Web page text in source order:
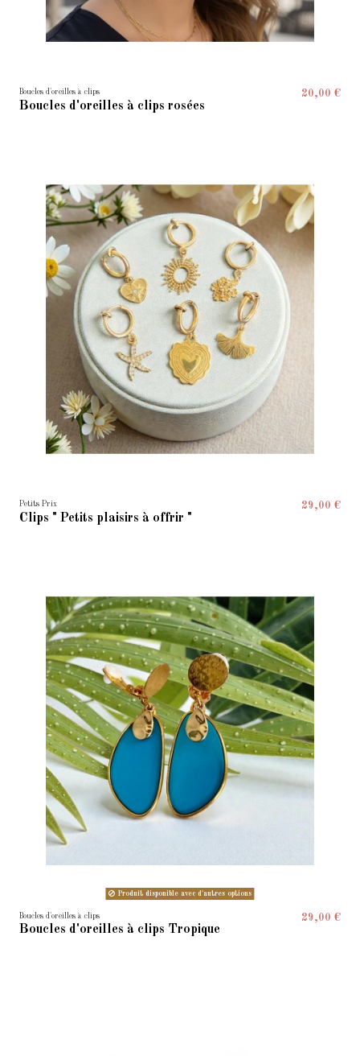
Boucles d'oreilles à clips
Boucles d'oreilles à clips rosées
20,00 €
Petits Prix
Clips " Petits plaisirs à offrir "
29,00 €
Produit disponible avec d'autres options
Boucles d'oreilles à clips
Boucles d'oreilles à clips Tropique
29,00 €